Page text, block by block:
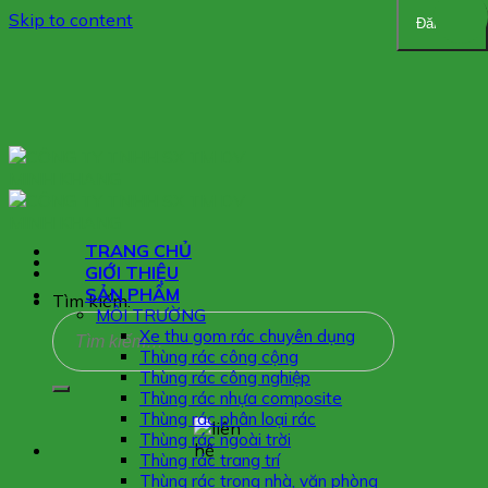
Skip to content
Tìm kiếm:
TRANG CHỦ
GIỚI THIỆU
SẢN PHẨM
MÔI TRƯỜNG
Xe thu gom rác chuyên dụng
Thùng rác công cộng
Thùng rác công nghiệp
Thùng rác nhựa composite
Thùng rác phân loại rác
Thùng rác ngoài trời
Thùng rác trang trí
Thùng rác trong nhà, văn phòng
Đăng ký